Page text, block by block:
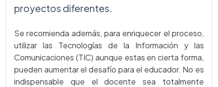
proyectos diferentes.
Se recomienda además, para enriquecer el proceso,
utilizar las Tecnologías de la Información y las
Comunicaciones (TIC) aunque estas en cierta forma,
pueden aumentar el desafío para el educador. No es
indispensable que el docente sea totalmente